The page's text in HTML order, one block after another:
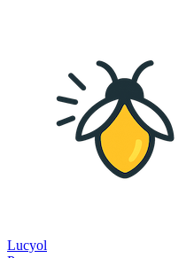
Lucyol